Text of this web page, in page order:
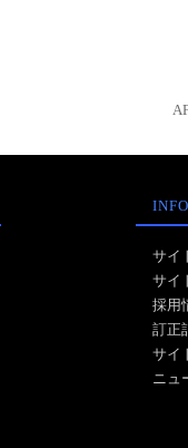
INFO
サイ
サイ
採用
訂正
サイ
ニュ